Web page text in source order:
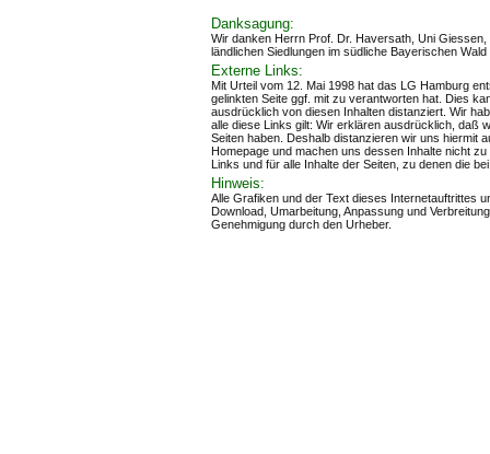
Danksagung:
Wir danken Herrn Prof. Dr. Haversath, Uni
ländlichen Siedlungen im südliche Bayerischen
Externe Links:
Mit Urteil vom 12. Mai 1998 hat das LG Hamburg
gelinkten Seite ggf. mit zu verantworten hat. Dies
ausdrücklich von diesen Inhalten distanziert. Wir
alle diese Links gilt: Wir erklären ausdrücklich, daß
Seiten haben. Deshalb distanzieren wir uns hiermit
Homepage und machen uns dessen Inhalte nicht
Links und für alle Inhalte der Seiten, zu denen die
Hinweis:
Alle Grafiken und der Text dieses Internetauftrittes
Download, Umarbeitung, Anpassung und
Genehmigung durch den Urheber.